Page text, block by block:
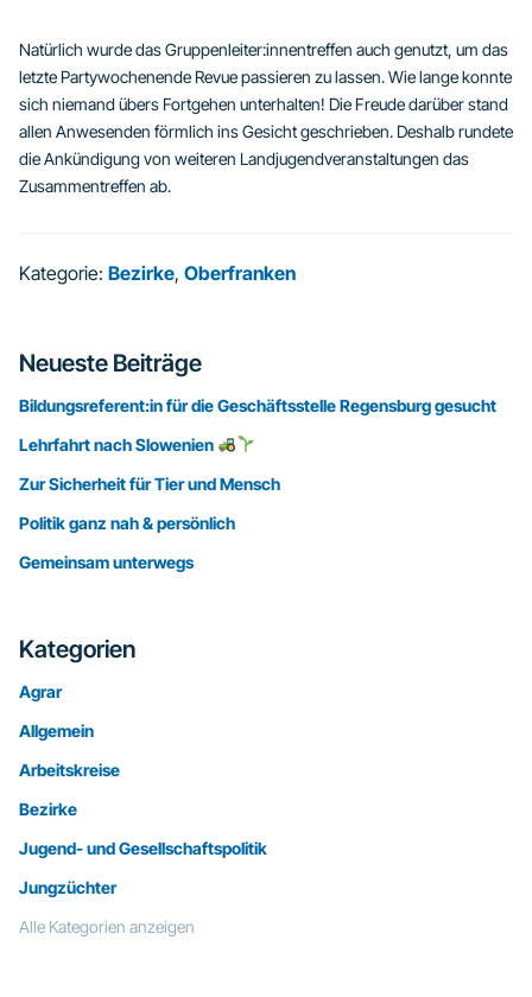
Natürlich wurde das Gruppenleiter:innentreffen auch genutzt, um das
letzte Partywochenende Revue passieren zu lassen. Wie lange konnte
sich niemand übers Fortgehen unterhalten! Die Freude darüber stand
allen Anwesenden förmlich ins Gesicht geschrieben. Deshalb rundete
die Ankündigung von weiteren Landjugendveranstaltungen das
Zusammentreffen ab.
Kategorie: Bezirke, Oberfranken
Seitenspalte
Neueste Beiträge
Bildungsreferent:in für die Geschäftsstelle Regensburg gesucht
Lehrfahrt nach Slowenien
Zur Sicherheit für Tier und Mensch
Politik ganz nah & persönlich
Gemeinsam unterwegs
Kategorien
Agrar
Allgemein
Arbeitskreise
Bezirke
Jugend- und Gesellschaftspolitik
Jungzüchter
Alle Kategorien anzeigen